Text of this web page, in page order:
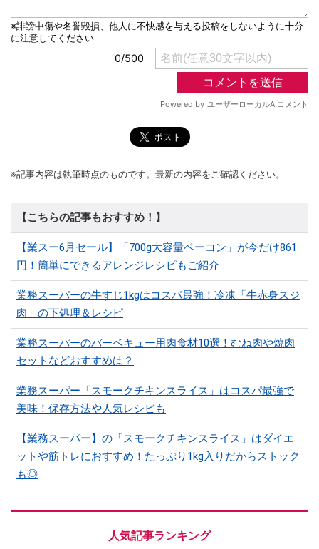
※記事内容は執筆時点のものです。最新の内容をご確認ください。
【こちらの記事もおすすめ！】
【業スー6月セール】「700g大容量ベーコン」が今だけ861
円！簡単にできるアレンジレシピもご紹介
業務スーパーの牛すじ1kgはコスパ最強！冷凍「牛赤身スジ
肉」の下処理＆レシピ
業務スーパーのバーベキュー用肉食材10選！むね肉や焼肉
セットなどおすすめは？
業務スーパー「スモークチキンスライス」はコスパ最強で
美味！保存方法や人気レシピも
【業務スーパー】の「スモークチキンスライス」はダイエ
ットや筋トレにおすすめ！たっぷり1kg入りだからストック
も◎